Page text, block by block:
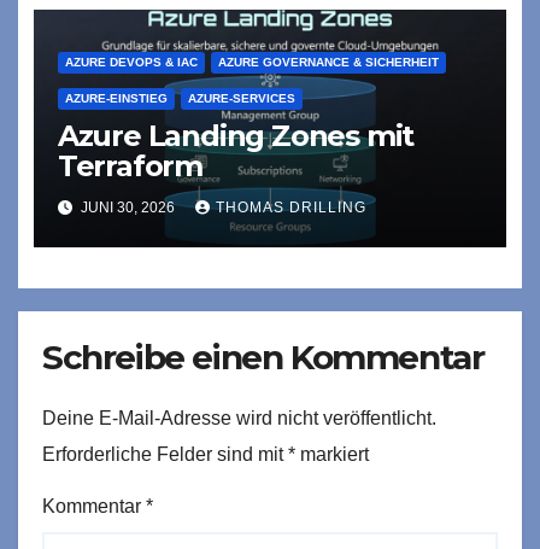
AZURE DEVOPS & IAC AZURE GOVERNANCE & SICHERHEIT
AZURE-EINSTIEG AZURE-SERVICES
Azure Landing Zones mit
Terraform
JUNI 30, 2026 THOMAS DRILLING
Schreibe einen Kommentar
Deine E-Mail-Adresse wird nicht veröffentlicht.
Erforderliche Felder sind mit* markiert
Kommentar *